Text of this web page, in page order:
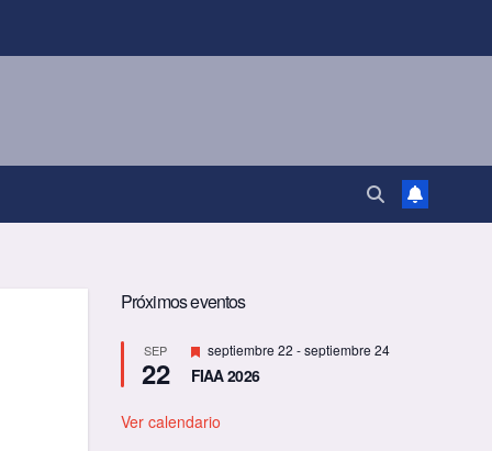
Próximos eventos
SEP
22
D
e
s
a
septiembre 22 -septiembre 24
FIAA 2026
Ver calendario